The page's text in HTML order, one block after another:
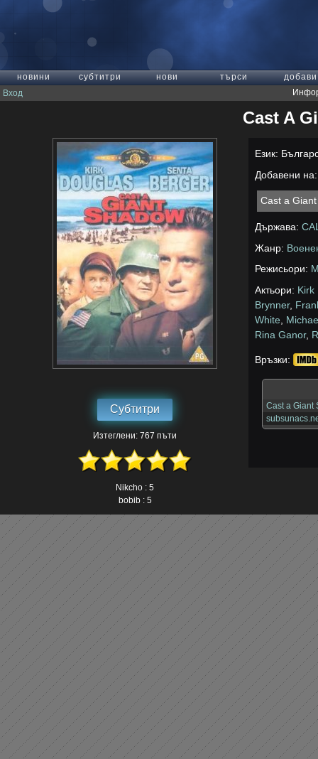
новини субтитри нови търси
добави
Вход
Cast A
Субтитри
Изтеглени: 767 пъти
Nikcho : 5
bobib : 5
Език:
Добавени
Cast a
Държава:
Жанр:
Режисьори:
Актьори: Kirk
Brynner,
White
Rina Ganor,
Връзки:
Cast a Giant